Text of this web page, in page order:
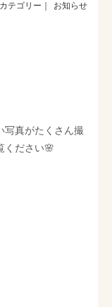
お知らせ
写真がたくさん撮
ください🌸